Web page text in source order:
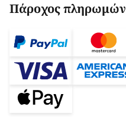
Πάροχος πληρωμών